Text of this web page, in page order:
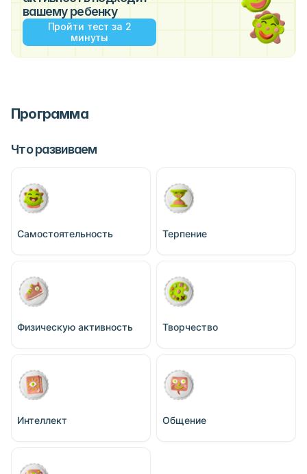
вашему ребенку
Пройти тест за 2
минуты
Программа
Что развиваем
Самостоятельность Терпение
Физическую активность Творчество
Интеллект Общение